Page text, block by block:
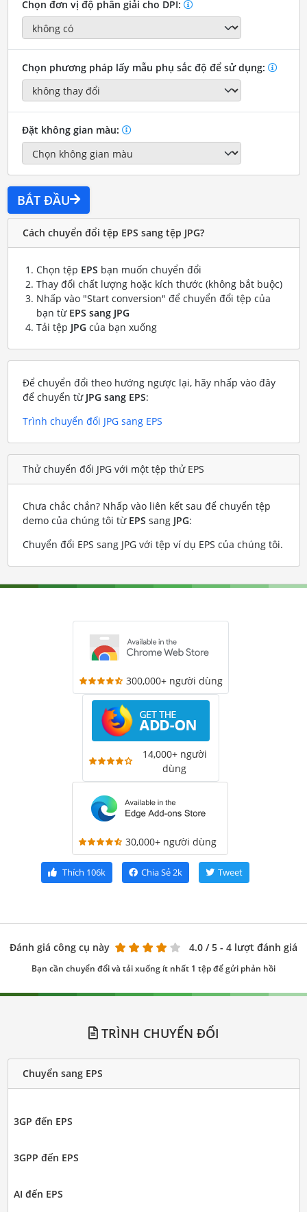
Chọn đơn vị độ phân giải cho DPI:
Chọn phương pháp lấy mẫu phụ sắc độ để sử dụng:
Đặt không gian màu:
BẮT ĐẦU
Cách chuyển đổi tệp EPS sang tệp JPG?
Chọn tệp EPS bạn muốn chuyển đổi
Thay đổi chất lượng hoặc kích thước (không bắt buộc)
Nhấp vào "Start conversion" để chuyển đổi tệp của
bạn từ EPS sang JPG
Tải tệp JPG của bạn xuống
Để chuyển đổi theo hướng ngược lại, hãy nhấp vào đây
để chuyển từ JPG sang EPS:
Trình chuyển đổi JPG sang EPS
Thử chuyển đổi JPG với một tệp thử EPS
Chưa chắc chắn? Nhấp vào liên kết sau để chuyển tệp
demo của chúng tôi từ EPS sang JPG:
Chuyển đổi EPS sang JPG với tệp ví dụ EPS của chúng tôi.
300,000+ người dùng
14,000+ người
dùng
30,000+ người dùng
Thích 106k Chia Sẻ2k Tweet
Đánh giá công cụ này 4.0 / 5 - 4 lượt đánh giá
Bạn cần chuyển đổi và tải xuống ít nhất 1 tệp để gửi phản hồi
TRÌNH CHUYỂN ĐỔI
Chuyển sang EPS
3GP đến EPS
3GPP đến EPS
AI đến EPS